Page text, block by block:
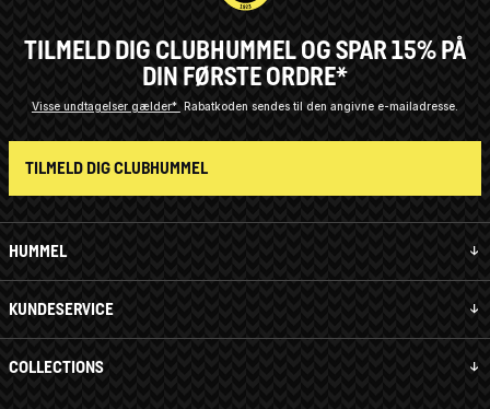
HUMMEL
KUNDESERVICE
COLLECTIONS
TILMELD DIG CLUBHUMMEL OG SPAR 15% PÅ
DIN FØRSTE ORDRE*
Visse undtagelser gælder* Rabatkoden sendes til den angivne e-mailadresse.
TILMELD DIG CLUBHUMMEL